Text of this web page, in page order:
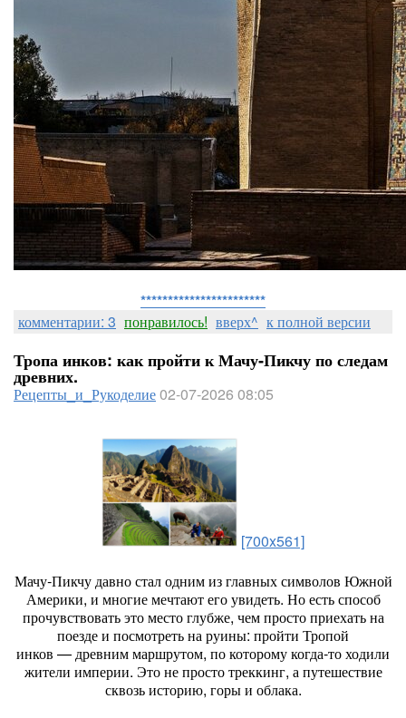
***********************
комментарии: 3 понравилось! вверх^ к полной версии
Тропа инков: как пройти к Мачу‑Пикчу по следам
древних.
Рецепты_и_Рукоделие02-07-2026 08:05
[700x561]
Мачу‑Пикчудавносталоднимизглавныхсимволов Южной
Америки, и многиемечтаютегоувидеть. Ноестьспособ
прочувствоватьэтоместоглубже, чемпростоприехатьна
поездеи посмотретьнаруины: пройти Тропой
инков — древниммаршрутом, покоторомукогда‑тоходили
жители империи. Этонепростотреккинг, апутешествие
сквозьисторию, горыи облака.